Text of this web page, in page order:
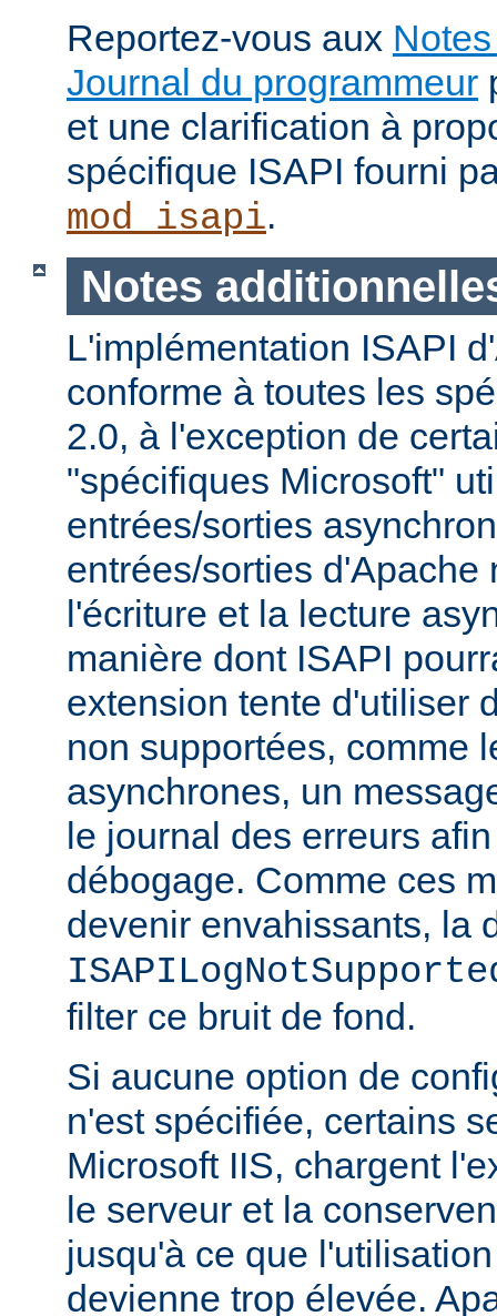
Reportez-vous aux
Journal du programmeur
et une clarification à
spécifique ISAPI fourni
mod_isapi.
Notes
L'implémentation ISAPI
conforme à toutes les
2.0, à l'exception de
"spécifiques Microsoft"
entrées/sorties
entrées/sorties d'Apache
l'écriture et la lecture
manière dont ISAPI
extension tente d'utiliser
non supportées, comme
asynchrones, un
le journal des erreurs
débogage. Comme ces
devenir envahissants, la
filter ce bruit de fond.
Si aucune option de
n'est spécifiée, certains
Microsoft IIS, chargent
le serveur et la
jusqu'à ce que
devienne trop élevée.